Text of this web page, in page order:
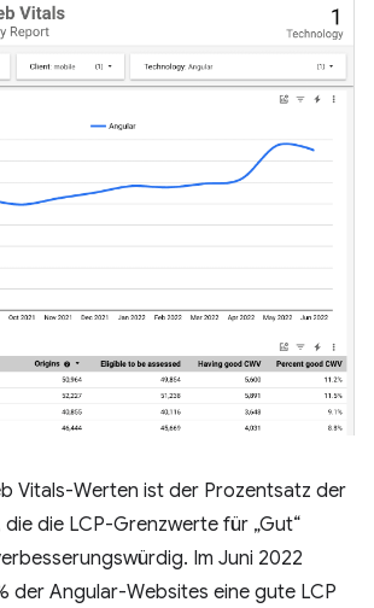
Vitals-Werten ist der Prozentsatz der
die LCP-Grenzwerte für „Gut“
Im Juni 2022
der Angular-Websites eine gute LCP